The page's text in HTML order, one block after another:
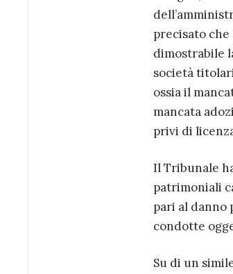
precisato che
dimostrabile
società
ossia il
mancata
privi di
Il Tribunale
patrimoniali
pari al danno
condotte
Su di un